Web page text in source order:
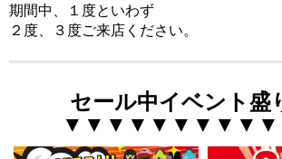
期間中、１度といわず
２度、３度ご来店ください。
セール中イベント盛